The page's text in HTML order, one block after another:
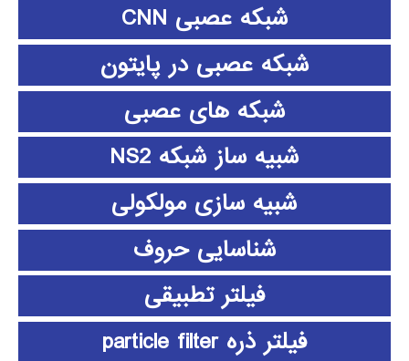
شبکه عصبی CNN
شبکه عصبی در پایتون
شبکه های عصبی
شبیه ساز شبکه NS2
شبیه سازی مولکولی
شناسایی حروف
فیلتر تطبیقی
فیلتر ذره particle filter